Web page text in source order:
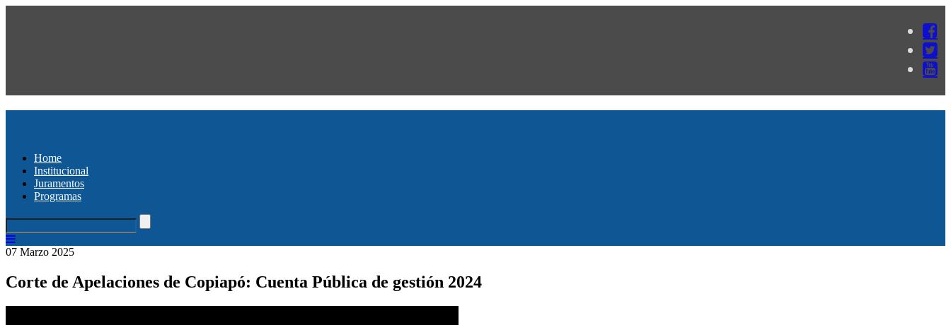
Home
Institucional
Juramentos
Programas
07 Marzo 2025
Corte de Apelaciones de Copiapó: Cuenta Pública de gestión 2024